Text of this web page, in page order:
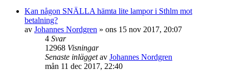
Kan någon SNÄLLA hämta lite lampor i Sthlm mot
betalning?
av Johannes Nordgren » ons 15 nov 2017, 20:07
4 Svar
12968 Visningar
Senaste inläggetav Johannes Nordgren
mån 11 dec 2017, 22:40